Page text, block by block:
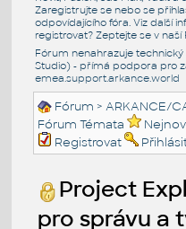
Zaregistrujte se nebo se
odpovídajícího fóra. Viz další
registrovat? Zeptejte se v naší
Fórum nenahrazuje
Studio) - přímá podpora pro
emea.support.arkance.world
Fórum >ARKANCE/
Fórum Témata
Registrovat
Project
pro správu a